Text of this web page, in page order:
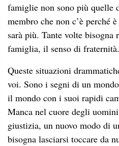
famiglie non sono più quelle
membro che non c’è perché
sarà più. Tante volte
famiglia, il senso di fraternità.
Queste situazioni
voi. Sono i segni di un
il mondo con i suoi rapidi
Manca nel cuore degli
giustizia, un nuovo modo di
bisogna lasciarsi toccare da